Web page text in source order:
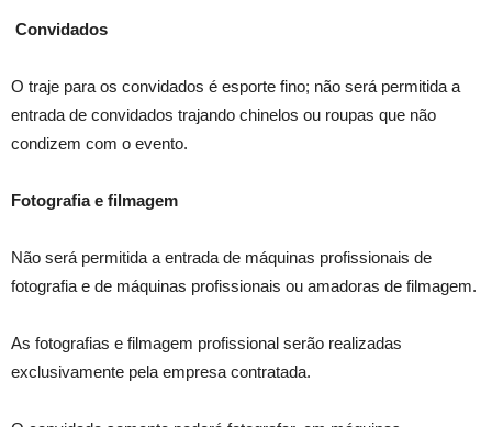
Convidados
O traje para os convidados é esporte fino; não será permitida a
entrada de convidados trajando chinelos ou roupas que não
condizem com o evento.
Fotografia e filmagem
Não será permitida a entrada de máquinas profissionais de
fotografia e de máquinas profissionais ou amadoras de filmagem.
As fotografias e filmagem profissional serão realizadas
exclusivamente pela empresa contratada.